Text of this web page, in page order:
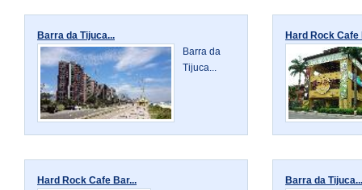
Barra da Tijuca...
Barra da
Tijuca...
Hard Rock Cafe
Hard Rock Cafe Bar...
Barra da Tijuca...